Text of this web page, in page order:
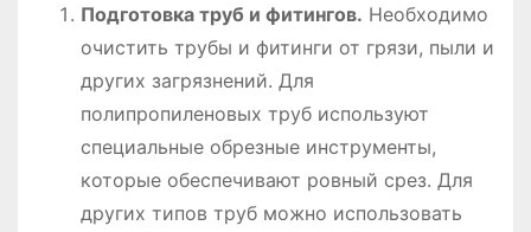
Подготовка труб и фитингов. Необходимо
очистить трубы и фитинги от грязи, пыли и
других загрязнений. Для
полипропиленовых труб используют
специальные обрезные инструменты,
которые обеспечивают ровный срез. Для
других типов труб можно использовать